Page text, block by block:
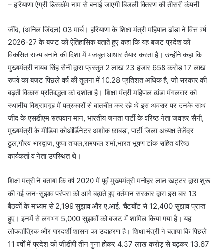
– हरियाणा ऐग्री डिस्कॉम नाम से बनाई जाएगी बिजली वितरण की तीसरी कंपनी
जींद, (अनिल जिंदल) 03 मार्च। हरियाणा के शिक्षा मंत्री महिपाल ढांडा ने वित्त वर्ष
2026-27 के बजट को ऐतिहासिक बताते हुए कहा कि यह बजट प्रदेश को
विकसित राज्य बनाने की दिशा में मजबूत आधार तैयार करता है। उन्होंने कहा कि
मुख्यमंत्री नायब सिंह सैनी द्वारा प्रस्तुत 2 लाख 23 हजार 658 करोड़ 17 लाख
रुपये का बजट पिछले वर्ष की तुलना में 10.28 प्रतिशत अधिक है, जो सरकार की
बढ़ती विकास प्रतिबद्धता को दर्शाता है। शिक्षा मंत्री महिपाल ढांडा मंगलवार को
स्थानीय विश्रामगृह में पत्रकारों से बातचीत कर रहे थे इस अवसर पर उनके साथ
जींद के एसडीएम सत्यवान मान, भारतीय जनता पार्टी के वरिष्ठ नेता जवाहर सैनी,
मुख्यमंत्री के मीडिया कोऑर्डिनेटर अशोक छाबड़ा, पार्टी जिला अध्यक्ष तेजेंदर
ढुल,गौरव भारद्वाज, पुष्पा तायल,रामफल शर्मा,भारत भूषण टांक सहित वरिष्ठ
कार्यकर्ता व नेता उपस्थित थे।
शिक्षा मंत्री ने बताया कि वर्ष 2020 में पूर्व मुख्यमंत्री मनोहर लाल खट्टर द्वारा शुरू
की गई जन-सुझाव परंपरा को आगे बढ़ाते हुए वर्तमान सरकार द्वारा इस बार 13
बैठकों के माध्यम से 2,199 सुझाव और ए.आई. चैटबॉट से 12,400 सुझाव प्राप्त
हुए। इनमें से लगभग 5,000 सुझावों को बजट में शामिल किया गया है। यह
लोकतांत्रिक और पारदर्शी शासन का उदाहरण है। शिक्षा मंत्री ने बताया कि पिछले
11 वर्षों में प्रदेश की जीडीपी तीन गुना होकर 4.37 लाख करोड़ से बढ़कर 13.67